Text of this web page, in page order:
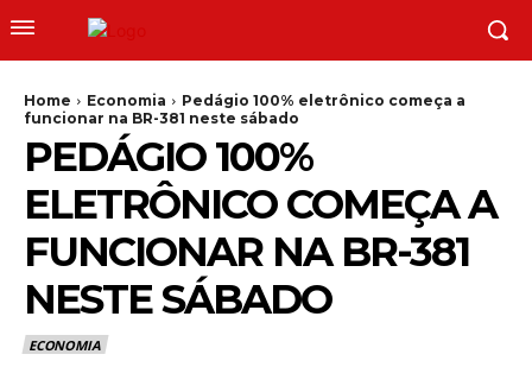
Home Economia
Pedágio 100% eletrônico começa a
funcionar na BR-381 neste sábado
PEDÁGIO 100%
ELETRÔNICO COMEÇA A
FUNCIONAR NA BR-381
NESTE SÁBADO
ECONOMIA